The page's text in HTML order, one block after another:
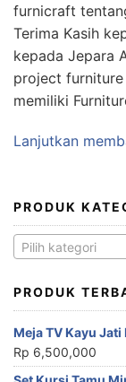
furnicraft
Terima Kasih
kepada Jepara
project furniture
memiliki
Lanjutkan
PRODUK
Pilih kategori
PRODUK
Meja TV Kayu
Rp 6,500,000